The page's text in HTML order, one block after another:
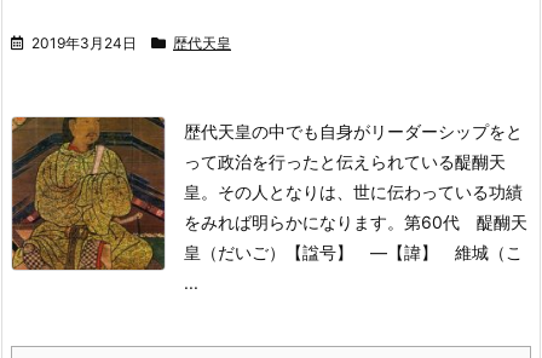
2019年3月24日 歴代天皇
歴代天皇の中でも自身がリーダーシップをと
って政治を行ったと伝えられている醍醐天
皇。 その人となりは、世に伝わっている功績
をみれば明らかになります。 第60代 醍醐天
皇（だいご）
【諡号】 ― 【諱】 維城（こ
...